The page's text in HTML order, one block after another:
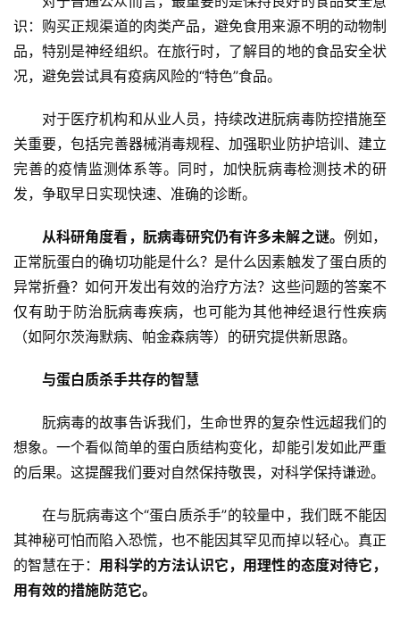
识：购买正规渠道的肉类产品，避免食用来源不明的动物制
品，特别是神经组织。在旅行时，了解目的地的食品安全状
况，避免尝试具有疫病风险的“特色”食品。
对于医疗机构和从业人员，持续改进朊病毒防控措施至
关重要，包括完善器械消毒规程、加强职业防护培训、建立
完善的疫情监测体系等。同时，加快朊病毒检测技术的研
发，争取早日实现快速、准确的诊断。
从科研角度看，朊病毒研究仍有许多未解之谜。 例如，
正常朊蛋白的确切功能是什么？是什么因素触发了蛋白质的
异常折叠？如何开发出有效的治疗方法？这些问题的答案不
仅有助于防治朊病毒疾病，也可能为其他神经退行性疾病
（如阿尔茨海默病、帕金森病等）的研究提供新思路。
与蛋白质杀手共存的智慧
朊病毒的故事告诉我们，生命世界的复杂性远超我们的
想象。一个看似简单的蛋白质结构变化，却能引发如此严重
的后果。这提醒我们要对自然保持敬畏，对科学保持谦逊。
在与朊病毒这个“蛋白质杀手”的较量中，我们既不能因
其神秘可怕而陷入恐慌，也不能因其罕见而掉以轻心。真正
的智慧在于： 用科学的方法认识它，用理性的态度对待它，
用有效的措施防范它。